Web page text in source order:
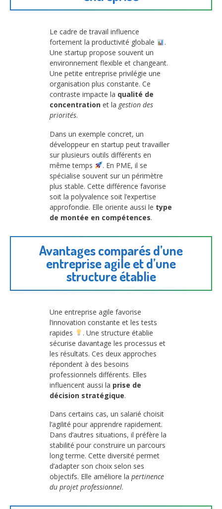
Le cadre de travail influence
fortement la productivité globale
.
Une startup propose souvent un
environnement flexible et changeant.
Une petite entreprise privilégie une
organisation plus constante. Ce
contraste impacte la qualité de
concentration et la gestion des
priorités.
Dans un exemple concret, un
développeur en startup peut travailler
sur plusieurs outils différents en
même temps
. En PME, il se
spécialise souvent sur un périmètre
plus stable. Cette différence favorise
soit la polyvalence soit l’expertise
approfondie. Elle oriente aussi le type
de montée en compétences.
Avantages comparés d’une
entreprise agile et d’une
structure établie
Une entreprise agile favorise
l’innovation constante et les tests
rapides
. Une structure établie
sécurise davantage les processus et
les résultats. Ces deux approches
répondent à des besoins
professionnels différents. Elles
influencent aussi la prise de
décision stratégique.
Dans certains cas, un salarié choisit
l’agilité pour apprendre rapidement.
Dans d’autres situations, il préfère la
stabilité pour construire un parcours
long terme. Cette diversité permet
d’adapter son choix selon ses
objectifs. Elle améliore la pertinence
du projet professionnel.